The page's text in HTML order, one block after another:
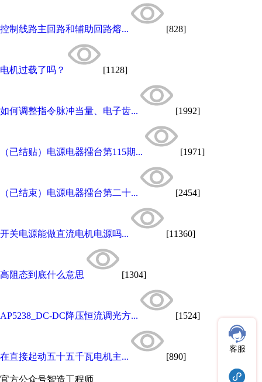
控制线路主回路和辅助回路熔... [828]
电机过载了吗？ [1128]
如何调整指令脉冲当量、电子齿... [1992]
（已结贴）电源电器擂台第115期... [1971]
（已结束）电源电器擂台第二十... [2454]
开关电源能做直流电机电源吗... [11360]
高阻态到底什么意思 [1304]
AP5238_DC-DC降压恒流调光方... [1524]
在直接起动五十五千瓦电机主... [890]
官方公众号智造工程师
客服